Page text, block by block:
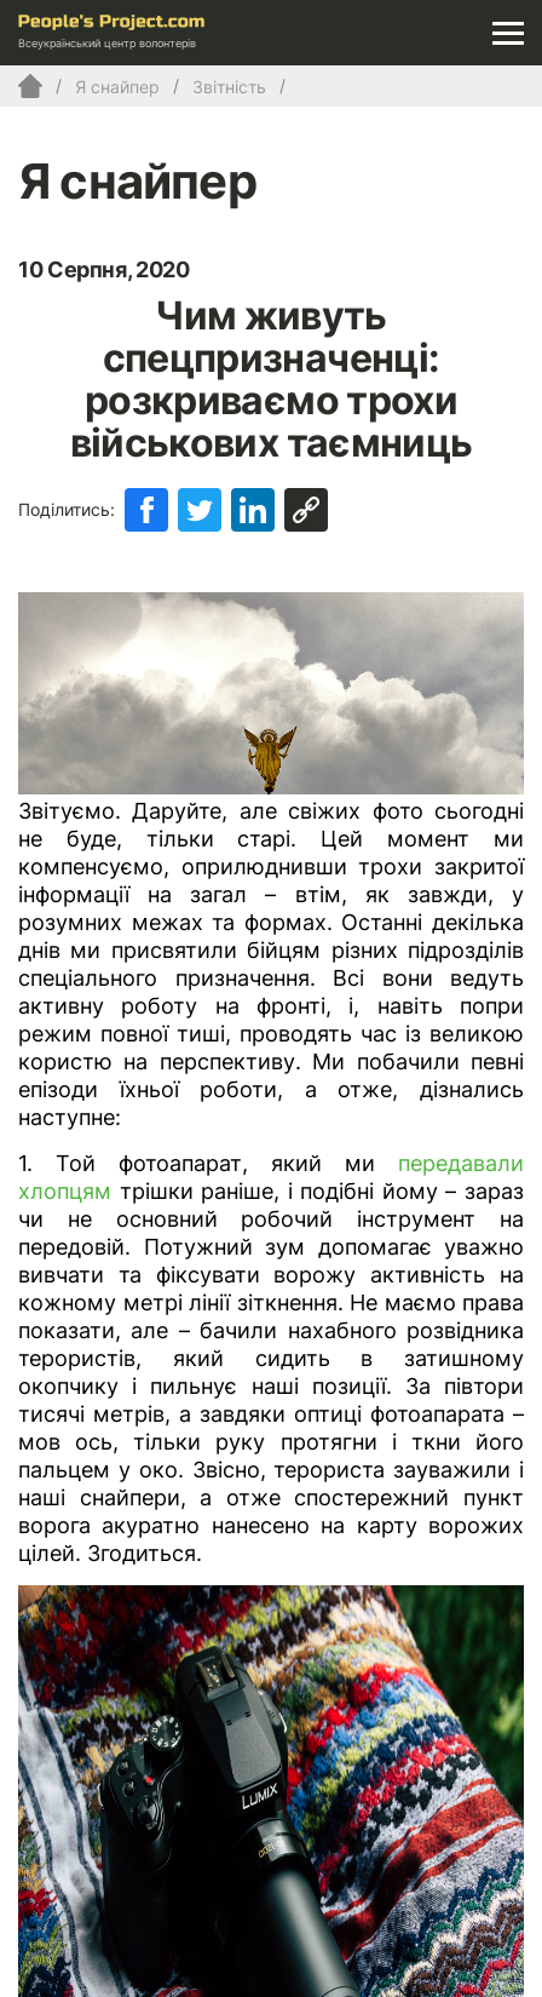
Всеукраїнський центр волонтерів
Я снайпер Звітність
Я снайпер
10 Серпня, 2020
Чим живуть
спецпризначенці:
розкриваємо трохи
військових таємниць
Поділитись:
Звітуємо. Даруйте, але свіжих фото сьогодні
не буде, тільки старі. Цей момент ми
компенсуємо, оприлюднивши трохи закритої
інформації на загал – втім, як завжди, у
розумних межах та формах. Останні декілька
днів ми присвятили бійцям різних підрозділів
спеціального призначення. Всі вони ведуть
активну роботу на фронті, і, навіть попри
режим повної тиші, проводять час із великою
користю на перспективу. Ми побачили певні
епізоди їхньої роботи, а отже, дізнались
наступне:
1. Той фотоапарат, який ми передавали
хлопцям трішки раніше, і подібні йому – зараз
чи не основний робочий інструмент на
передовій. Потужний зум допомагає уважно
вивчати та фіксувати ворожу активність на
кожному метрі лінії зіткнення. Не маємо права
показати, але – бачили нахабного розвідника
терористів, який сидить в затишному
окопчику і пильнує наші позиції. За півтори
тисячі метрів, а завдяки оптиці фотоапарата –
мов ось, тільки руку протягни і ткни його
пальцем у око. Звісно, терориста зауважили і
наші снайпери, а отже спостережний пункт
ворога акуратно нанесено на карту ворожих
цілей. Згодиться.